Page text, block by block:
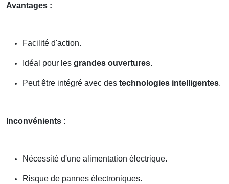
Avantages :
Facilité d'action.
Idéal pour les grandes ouvertures.
Peut être intégré avec des technologies intelligentes.
Inconvénients :
Nécessité d'une alimentation électrique.
Risque de pannes électroniques.